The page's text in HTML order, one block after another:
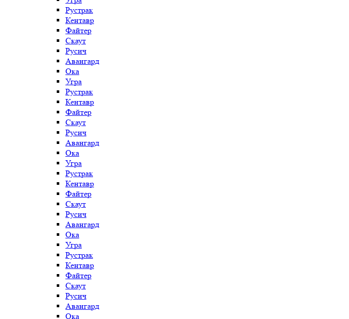
Рустрак
Кентавр
Файтер
Скаут
Русич
Авангард
Ока
Угра
Рустрак
Кентавр
Файтер
Скаут
Русич
Авангард
Ока
Угра
Рустрак
Кентавр
Файтер
Скаут
Русич
Авангард
Ока
Угра
Рустрак
Кентавр
Файтер
Скаут
Русич
Авангард
Ока